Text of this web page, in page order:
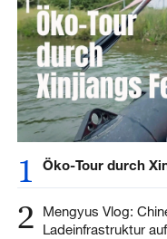
1 Öko-Tour durch
2
Mengyus Vlog:
Ladeinfrastruktur